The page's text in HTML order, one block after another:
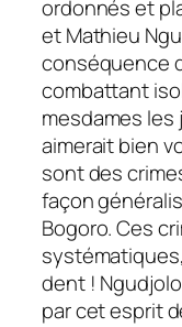
ordonnés et
et Mathieu
conséquence
combattant
mesdames les
aimerait bien
sont des
façon
Bogoro. Ces
dent !
par cet esprit